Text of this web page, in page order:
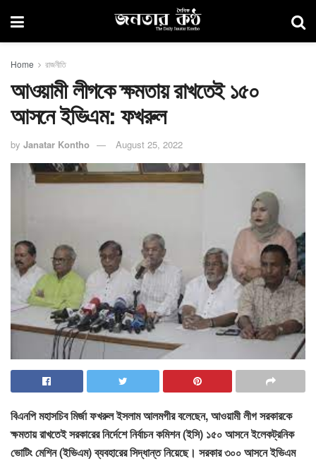
Home রাজনীতি
আওয়ামী লীগকে ক্ষমতায় রাখতেই ১৫০
আসনে ইভিএম: ফখরুল
by Janatar Kontho August 25, 2022
বিএনপি মহাসচিব মির্জা ফখরুল ইসলাম আলমগীর বলেছেন, আওয়ামী লীগ সরকারকে
ক্ষমতায় রাখতেই সরকারের নির্দেশে নির্বাচন কমিশন (ইসি) ১৫০ আসনে ইলেকট্রনিক
ভোটিং মেশিন (ইভিএম) ব্যবহারের সিদ্ধান্ত নিয়েছে। সরকার ৩০০ আসনে ইভিএম